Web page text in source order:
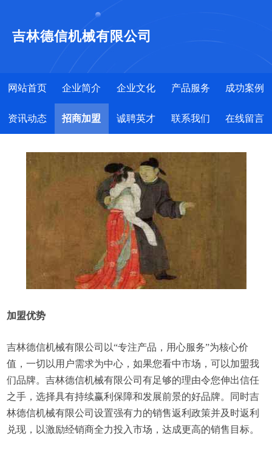
吉林德信机械有限公司
网站首页 企业简介 企业文化 产品服务 成功案例
资讯动态 招商加盟 诚聘英才 联系我们 在线留言
加盟优势
吉林德信机械有限公司以“专注产品，用心服务”为核心价
值，一切以用户需求为中心，如果您看中市场，可以加盟我
们品牌。吉林德信机械有限公司有足够的理由令您伸出信任
之手，选择具有持续赢利保障和发展前景的好品牌。同时吉
林德信机械有限公司设置强有力的销售返利政策并及时返利
兑现，以激励经销商全力投入市场，达成更高的销售目标。